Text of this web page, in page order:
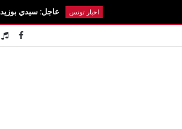
عاجل: سيدي بوزيد في حداد..